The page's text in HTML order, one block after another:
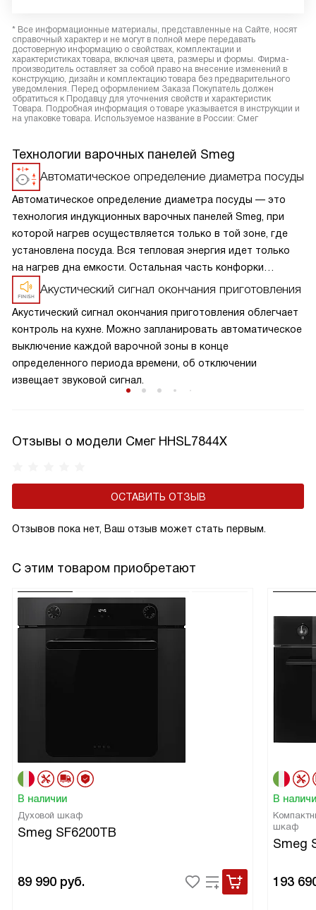
* Все информационные материалы, представленные на Сайте, носят
справочный характер и не могут в полной мере передавать
достоверную информацию о свойствах, комплектации и
характеристиках товара, включая цвета, размеры и формы. Фирма-
производитель оставляет за собой право на внесение изменений в
конструкцию, дизайн и комплектацию товара без предварительного
уведомления. Перед оформлением Заказа Покупатель должен
обратиться к Продавцу для уточнения свойств и характеристик
Товара. Подробная информация о товаре указывается в инструкции и
на упаковке товара. Используемое название в России: Смег
Технологии варочных панелей Smeg
Автоматическое определение диаметра посуды
Автоматическое определение диаметра посуды — это
технология индукционных варочных панелей Smeg, при
которой нагрев осуществляется только в той зоне, где
установлена посуда. Вся тепловая энергия идет только
на нагрев дна емкости. Остальная часть конфорки
остается холодной, как только вы убираете посуду,
конфорка отключается.
Акустический сигнал окончания приготовления
Акустический сигнал окончания приготовления облегчает
контроль на кухне. Можно запланировать автоматическое
выключение каждой варочной зоны в конце
определенного периода времени, об отключении
извещает звуковой сигнал.
Отзывы о модели Смег HHSL7844X
ОСТАВИТЬ ОТЗЫВ
Отзывов пока нет, Ваш отзыв может стать первым.
С этим товаром приобретают
В наличии
Духовой шкаф
Smeg SF6200TB
89 990 руб.
В
шкаф
Smeg
193